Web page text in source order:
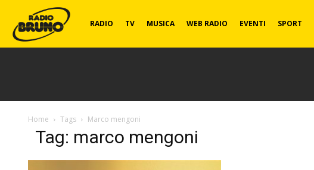
Radio
RADIO TV MUSICA WEB RADIO EVENTI SPORT
Home Tags Marco mengoni
Tag: marco mengoni